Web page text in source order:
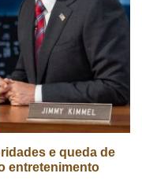
e queda de
entretenimento